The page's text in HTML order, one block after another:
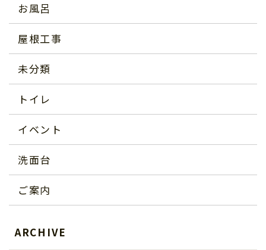
お風呂
屋根工事
未分類
トイレ
イベント
洗面台
ご案内
ARCHIVE